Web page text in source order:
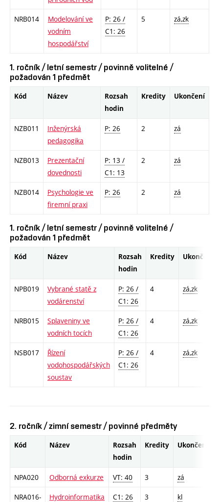
NRB014
Modelování ve
vodním
hospodářství
P: 26 /
C1: 26
5 zá,zk
1. ročník / letní semestr / povinně volitelné /
požadován 1 předmět
Kód Název
Rozsah
hodin
Kredity Ukončení
NZB011
Inženýrská
pedagogika
P: 26 2 zá
NZB013
Prezentační
dovednosti
P: 13 /
C1: 13
2 zá
NZB014
Psychologie ve
firemní praxi
P: 26 2 zá
1. ročník / letní semestr / povinně volitelné /
požadován 1 předmět
Kód Název
Rozsah
hodin
Kredity Ukončení
NPB019
Vybrané statě z
vodárenství
P: 26 /
C1: 26
4 zá,zk
NRB015
Splaveniny ve
vodních tocích
P: 26 /
C1: 26
4 zá,zk
NSB017
Řízení
vodohospodářských
soustav
P: 26 /
C1: 26
4 zá,zk
2. ročník / zimní semestr / povinné předměty
Kód Název
Rozsah
hodin
Kredity Ukončení
NPA020 Odborná exkurze VT: 40 3 zá
NRA016-
Hydroinformatika
C1: 26 3 kl